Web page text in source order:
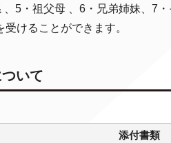
、5・祖父母 、6・兄弟姉妹、7
けることができます。
いて
添付書類